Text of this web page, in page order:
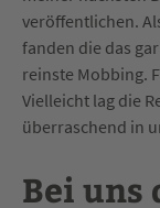
veröffentlichen.
fanden die das
reinste Mobbing.
Vielleicht lag die
überraschend in
Bei uns